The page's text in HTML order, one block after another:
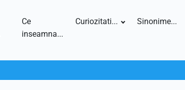
Ce
inseamna...
Curiozitati... Sinonime...